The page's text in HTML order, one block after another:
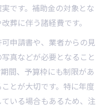
です。補助金の対象とな
葬に伴う諸経費です。
申請書や、業者からの見
真などが必要となること
間、予算枠にも制限があ
とが大切です。特に年度
いる場合もあるため、注